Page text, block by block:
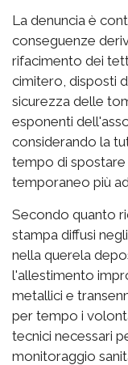
La denuncia è
conseguenze
rifacimento dei
cimitero, disposti
sicurezza delle
esponenti
considerando la
tempo di
temporaneo più
Secondo quanto
stampa diffusi
nella querela
l'allestimento
metallici e
per tempo i
tecnici necessari
monitoraggio